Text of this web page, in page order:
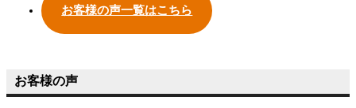
お客様の声一覧はこちら
お客様の声